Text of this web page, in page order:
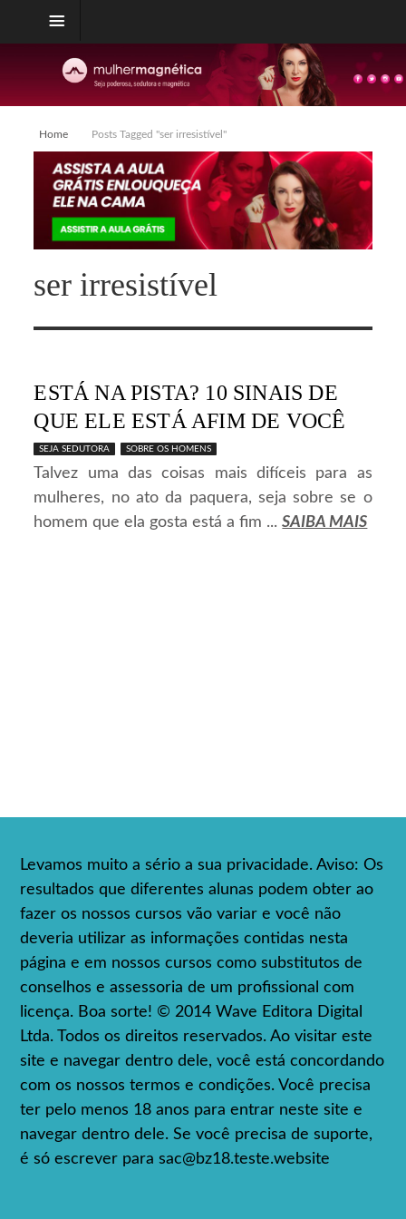
Home Posts Tagged "ser irresistível"
ser irresistível
ESTÁ NA PISTA? 10 SINAIS DE
QUE ELE ESTÁ AFIM DE VOCÊ
SEJA SEDUTORA SOBRE OS HOMENS
Talvez uma das coisas mais difíceis para as
mulheres, no ato da paquera, seja sobre se o
homem que ela gosta está a fim ...SAIBA MAIS
Levamos muito a sério a sua privacidade. Aviso: Os
resultados que diferentes alunas podem obter ao
fazer os nossos cursos vão variar e você não
deveria utilizar as informações contidas nesta
página e em nossos cursos como substitutos de
conselhos e assessoria de um profissional com
licença. Boa sorte! © 2014 Wave Editora Digital
Ltda. Todos os direitos reservados. Ao visitar este
site e navegar dentro dele, você está concordando
com os nossos termos e condições. Você precisa
ter pelo menos 18 anos para entrar neste site e
navegar dentro dele. Se você precisa de suporte,
é só escrever parasac@bz18.teste.website